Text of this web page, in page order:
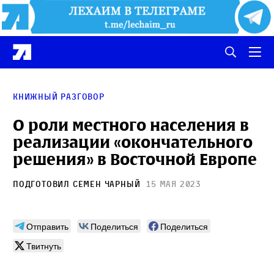
Книжный разговор
О роли местного населения в
реализации «окончательного
решения» в Восточной Европе
Подготовил Семен Чарный 15 мая 2023
Отправить Поделиться
Поделиться
Твитнуть